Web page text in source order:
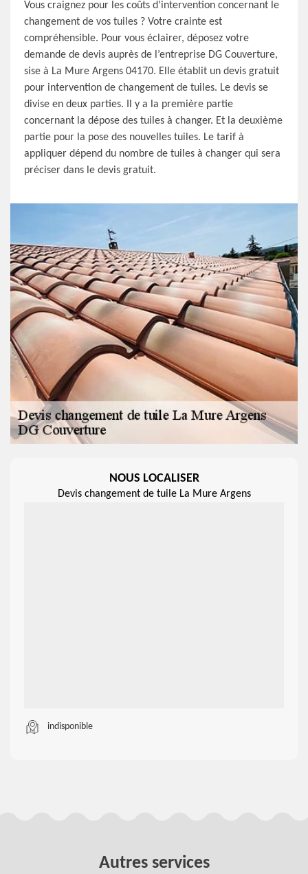
Vous craignez pour les coûts d’intervention concernant le
changement de vos tuiles ? Votre crainte est
compréhensible. Pour vous éclairer, déposez votre
demande de devis auprès de l’entreprise DG Couverture,
sise à La Mure Argens 04170. Elle établit un devis gratuit
pour intervention de changement de tuiles. Le devis se
divise en deux parties. Il y a la première partie
concernant la dépose des tuiles à changer. Et la deuxième
partie pour la pose des nouvelles tuiles. Le tarif à
appliquer dépend du nombre de tuiles à changer qui sera
préciser dans le devis gratuit.
NOUS LOCALISER
Devis changement de tuile La Mure Argens
indisponible
Autres services